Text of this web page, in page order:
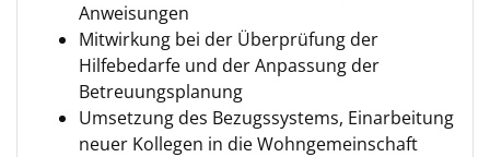
Anweisungen
Mitwirkung bei der Überprüfung der
Hilfebedarfe und der Anpassung der
Betreuungsplanung
Umsetzung des Bezugssystems, Einarbeitung
neuer Kollegen in die Wohngemeinschaft